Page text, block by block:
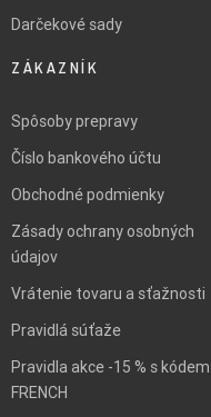
Darčekové sady
ZÁKAZNÍK
Spôsoby prepravy
Číslo bankového účtu
Obchodné podmienky
Zásady ochrany osobných
údajov
Vrátenie tovaru a sťažnosti
Pravidlá súťaže
Pravidla akce -15 % s kódem
FRENCH